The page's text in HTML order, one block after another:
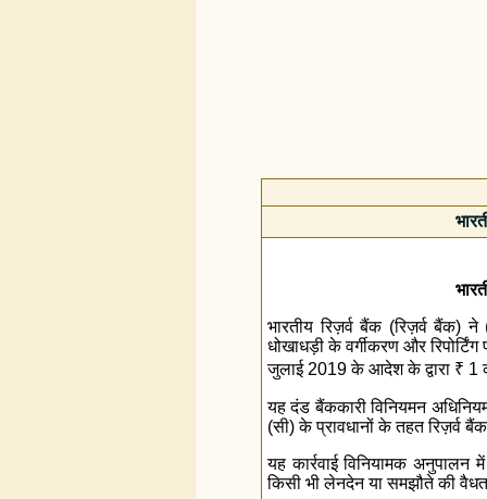
भारतीय रिज़र्व बैंक (रिज़र्व बैंक)
धोखाधड़ी के वर्गीकरण और
जुलाई 2019 के आदेश के द्वारा ₹ 1
यह दंड बैंककारी विनियमन
(सी) के प्रावधानों के तहत रिज़र्व
यह कार्रवाई विनियामक
किसी भी लेनदेन या समझौते की